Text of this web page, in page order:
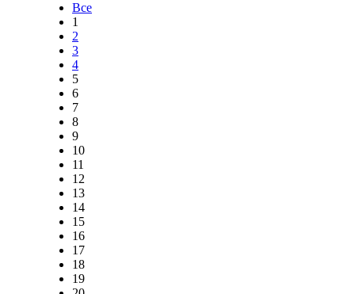
Все
1
2
3
4
5
6
7
8
9
10
11
12
13
14
15
16
17
18
19